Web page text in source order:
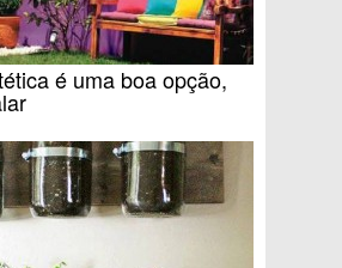
é uma boa opção,